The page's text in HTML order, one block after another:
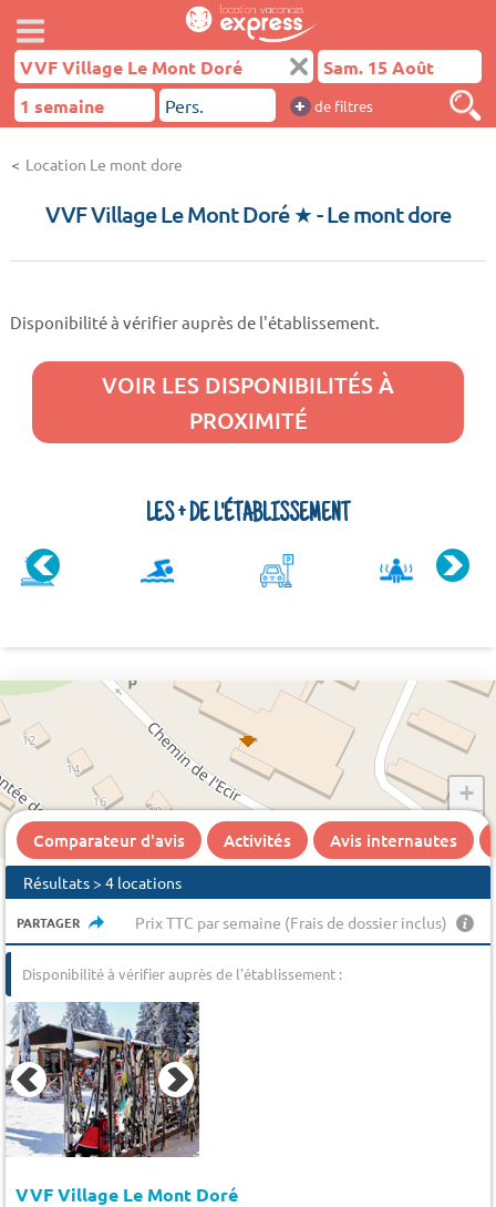
+ de filtres
Location Le mont dore
VVF Village Le Mont Doré ★- Le mont dore
Disponibilité à vérifier auprès de l'établissement.
VOIR LES DISPONIBILITÉS À
PROXIMITÉ
LES + DE L'ÉTABLISSEMENT
+
−
Comparateur d'avis Activités Avis internautes
Résultats > 4 locations
PARTAGER Prix TTC par semaine (Frais de dossier inclus)
Disponibilité à vérifier auprès de l'établissement :
VVF Village Le Mont Doré